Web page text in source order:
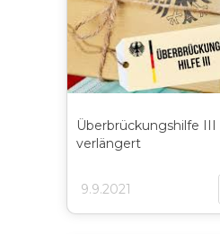
Überbrückungshilfe III
verlängert
9.9.2021